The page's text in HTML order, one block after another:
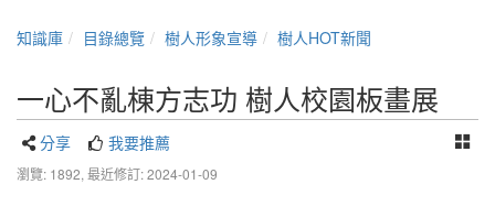
知識庫 目錄總覽 樹人形象宣導 樹人HOT新聞
一心不亂棟方志功 樹人校園板畫展
分享 我要推薦
瀏覽: 1892, 最近修訂: 2024-01-09